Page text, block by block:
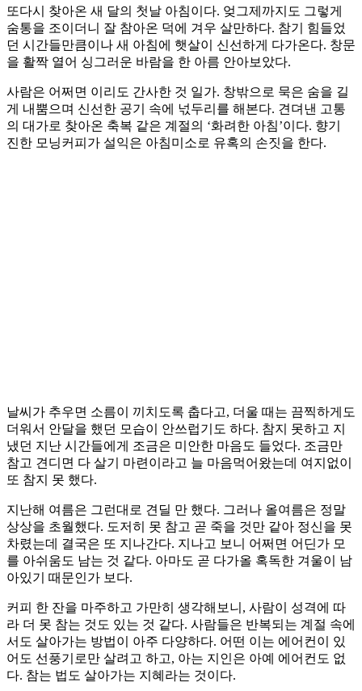
또다시 찾아온 새 달의 첫날 아침이다. 엊그제까지도 그렇게
숨통을 조이더니 잘 참아온 덕에 겨우 살만하다. 참기 힘들었
던 시간들만큼이나 새 아침에 햇살이 신선하게 다가온다. 창문
을 활짝 열어 싱그러운 바람을 한 아름 안아보았다.
사람은 어쩌면 이리도 간사한 것 일가. 창밖으로 묵은 숨을 길
게 내뿜으며 신선한 공기 속에 넋두리를 해본다. 견뎌낸 고통
의 대가로 찾아온 축복 같은 계절의 ‘화려한 아침’이다. 향기
진한 모닝커피가 설익은 아침미소로 유혹의 손짓을 한다.
날씨가 추우면 소름이 끼치도록 춥다고, 더울 때는 끔찍하게도
더워서 안달을 했던 모습이 안쓰럽기도 하다. 참지 못하고 지
냈던 지난 시간들에게 조금은 미안한 마음도 들었다. 조금만
참고 견디면 다 살기 마련이라고 늘 마음먹어왔는데 여지없이
또 참지 못 했다.
지난해 여름은 그런대로 견딜 만 했다. 그러나 올여름은 정말
상상을 초월했다. 도저히 못 참고 곧 죽을 것만 같아 정신을 못
차렸는데 결국은 또 지나간다. 지나고 보니 어쩌면 어딘가 모
를 아쉬움도 남는 것 같다. 아마도 곧 다가올 혹독한 겨울이 남
아있기 때문인가 보다.
커피 한 잔을 마주하고 가만히 생각해보니, 사람이 성격에 따
라 더 못 참는 것도 있는 것 같다. 사람들은 반복되는 계절 속에
서도 살아가는 방법이 아주 다양하다. 어떤 이는 에어컨이 있
어도 선풍기로만 살려고 하고, 아는 지인은 아예 에어컨도 없
다. 참는 법도 살아가는 지혜라는 것이다.